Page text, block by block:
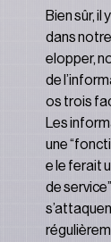
Bien sûr, il
dans notre
elopper,
de
os trois
Les
une
e le ferait
de